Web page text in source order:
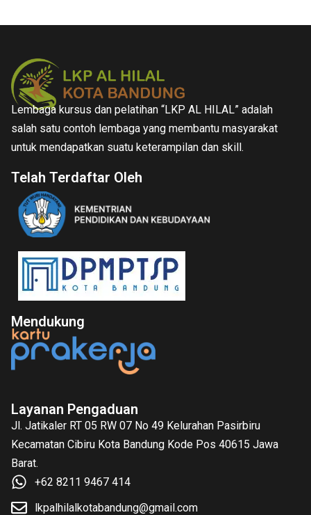
Lembaga kursus dan pelatihan “LKP AL HILAL” adalah
salah satu contoh lembaga yang membantu masyarakat
untuk mendapatkan suatu keterampilan dan skill.
Telah Terdaftar Oleh
Mendukung
Layanan Pengaduan
Jl. Jatikaler RT 05 RW 07 No 49 Kelurahan Pasirbiru
Kecamatan Cibiru Kota Bandung Kode Pos 40615 Jawa
Barat.
+62 8211 9467 414
lkpalhilalkotabandung@gmail.com